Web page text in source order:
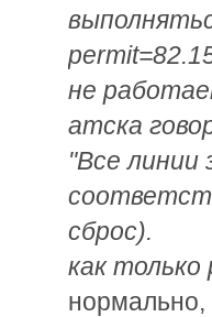
не
атска
"Все линии
сброс).
как
нормально,